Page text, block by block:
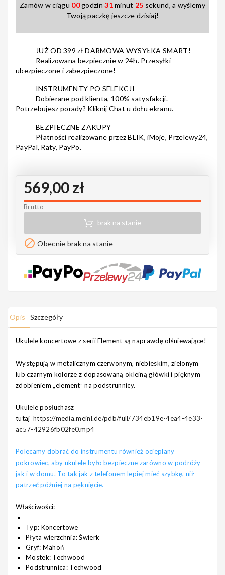
Kursy/Szkolenia
MAHILELE
Ortega
Zamów w ciągu 00godzin 31minut 24 sekund, a wyślemy
Twoją paczkę jeszcze dzisiaj!
JUŻ OD 399 zł DARMOWA WYSYŁKA SMART!
Realizowana bezpiecznie w 24h. Przesyłki
ubezpieczone i zabezpieczone!
INSTRUMENTY PO SELEKCJI
Dobierane pod klienta, 100% satysfakcji.
Potrzebujesz porady? Kliknij Chat u dołu ekranu.
BEZPIECZNE ZAKUPY
Płatności realizowane przez BLIK, iMoje, Przelewy24,
PayPal, Raty, PayPo.
569,00 zł
Brutto
brak na stanie
 Obecnie brak na stanie
Opis Szczegóły
Ukulele koncertowe z serii Element są naprawdę olśniewające!
Występują w metalicznym czerwonym, niebieskim, zielonym
lub czarnym kolorze z dopasowaną okleiną główki i pięknym
zdobieniem „element” na podstrunnicy.
Ukulele posłuchasz
tutajhttps://media.meinl.de/pdb/full/734eb19e-4ea4-4e33-
ac57-42926fb02fe0.mp4
Polecamy dobrać do instrumentu również ocieplany
pokrowiec, aby ukulele było bezpieczne zarówno w podróży
jak i w domu. To tak jak z telefonem lepiej mieć szybkę, niż
patrzeć później na pęknięcie.
Właściwości:
Typ: Koncertowe
Płyta wierzchnia: Świerk
Gryf: Mahoń
Mostek: Techwood
Podstrunnica: Techwood